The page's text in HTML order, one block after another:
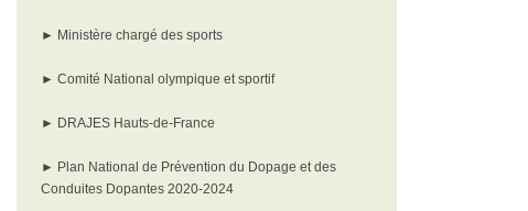
► Ministère chargé des sports
► Comité National olympique et sportif
► DRAJES Hauts-de-France
► Plan National de Prévention du Dopage et des
Conduites Dopantes 2020-2024